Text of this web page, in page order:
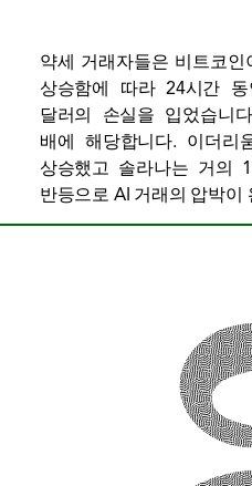
약세 거래자들은 비트코
상승함에 따라 24시간
달러의 손실을 입었습니
배에 해당합니다. 이더
상승했고 솔라나는 거의
반등으로 AI 거래의 압박이